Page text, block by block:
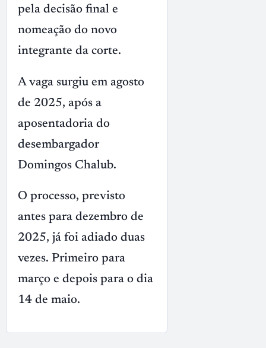
pela decisão final e
nomeação do novo
integrante da corte.
A vaga surgiu em agosto
de 2025, após a
aposentadoria do
desembargador
Domingos Chalub.
O processo, previsto
antes para dezembro de
2025, já foi adiado duas
vezes. Primeiro para
março e depois para o dia
14 de maio.